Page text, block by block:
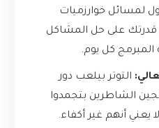
لمسائل خوارزميات
على حل المشاكل
المبرمج كل يوم.
التوتر بيلعب دور
الشاطرين بتجمدوا
أنهم غير أكفاء.